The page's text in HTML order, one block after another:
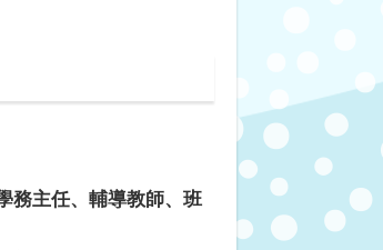
務主任、輔導教師、班